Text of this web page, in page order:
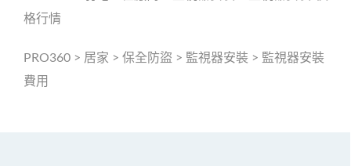
格行情
PRO360 > 居家 > 保全防盜 > 監視器安裝 > 監視器安裝
費用